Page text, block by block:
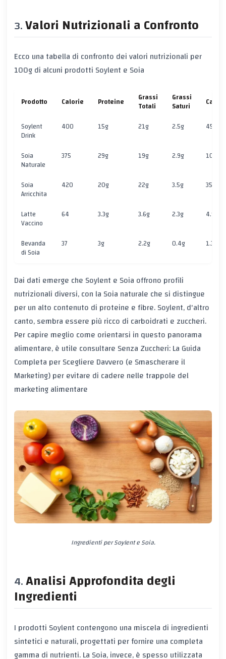
Valori Nutrizionali a Confronto
Ecco una tabella di confronto dei valori nutrizionali per
100g di alcuni prodotti Soylent e Soia
Prodotto Calorie Proteine Grassi
Totali
Grassi
Saturi
Soylent
Drink
400 15g 21g 2.5g 45g
Soia
Naturale
375 29g 19g 2.9g 10g
Soia
Arricchita
420 20g 22g 3.5g 35g
Latte
Vaccino
64 3.3g 3.6g 2.3g 4.9g
Bevanda
di Soia
37 3g 2.2g 0.4g 1.3g
Dai dati emerge che Soylent e Soia offrono profili
nutrizionali diversi, con la Soia naturale che si distingue
per un alto contenuto di proteine e fibre. Soylent, d'altro
canto, sembra essere più ricco di carboidrati e zuccheri.
Per capire meglio come orientarsi in questo panorama
alimentare, è utile consultare Senza Zuccheri: La Guida
Completa per Scegliere Davvero (e Smascherare il
Marketing)per evitare di cadere nelle trappole del
marketing alimentare
Ingredienti per Soylent e Soia.
Analisi Approfondita degli
Ingredienti
I prodotti Soylent contengono una miscela di ingredienti
sintetici e naturali, progettati per fornire una completa
gamma di nutrienti. La Soia, invece, è spesso utilizzata